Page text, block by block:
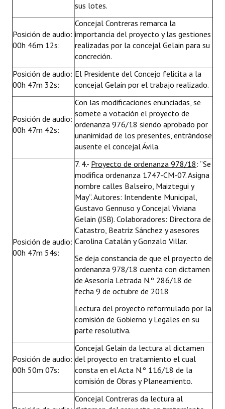
sus lotes.
Posición de audio:
00h 46m 12s:
Concejal Contreras remarca la
importancia del proyecto y las gestiones
realizadas por la concejal Gelain para su
concreción.
Posición de audio:
00h 47m 32s:
El Presidente del Concejo felicita a la
concejal Gelain por el trabajo realizado.
Posición de audio:
00h 47m 42s:
Con las modificaciones enunciadas, se
somete a votación el proyecto de
ordenanza 976/18 siendo aprobado por
unanimidad de los presentes, entrándose
ausente el concejal Ávila.
Posición de audio:
00h 47m 54s:
7. 4.- Proyecto de ordenanza 978/18: “Se
modifica ordenanza 1747-CM-07. Asigna
nombre calles Balseiro, Maiztegui y
May”. Autores: Intendente Municipal,
Gustavo Gennuso y Concejal Viviana
Gelain (JSB). Colaboradores: Directora de
Catastro, Beatriz Sánchez y asesores
Carolina Catalán y Gonzalo Villar.
Se deja constancia de que el proyecto de
ordenanza 978/18 cuenta con dictamen
de Asesoría Letrada N.º 286/18 de
fecha 9 de octubre de 2018
Lectura del proyecto reformulado por la
comisión de Gobierno y Legales en su
parte resolutiva.
Posición de audio:
00h 50m 07s:
Concejal Gelain da lectura al dictamen
del proyecto en tratamiento el cual
consta en el Acta N.º 116/18 de la
comisión de Obras y Planeamiento.
Concejal Contreras da lectura al